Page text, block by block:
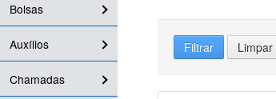
Bolsas
Auxílios
Chamadas
Filtrar